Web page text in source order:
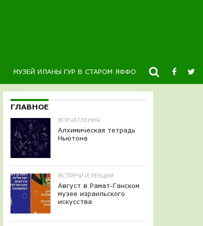
МУЗЕЙ ИЛАНЫ ГУР В СТАРОМ ЯФФО НОВОСТИ
ГЛАВНОЕ
ВПЕЧАТЛЕНИЯ
Алхимическая тетрадь
Ньютона
ВСТРЕЧИ И ЛЕКЦИИ
Август в Рамат-Ганском
музее израильского
искусства